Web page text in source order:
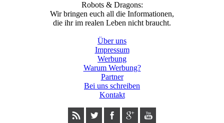
Robots & Dragons:
Wir bringen euch all die Informationen,
die ihr im realen Leben nicht braucht.
Über uns
Impressum
Werbung
Warum Werbung?
Partner
Bei uns schreiben
Kontakt